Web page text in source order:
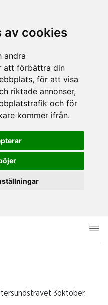
av cookies
andra
att förbättra din
för att visa
riktade annonser,
och för
kommer ifrån.
3oktober.